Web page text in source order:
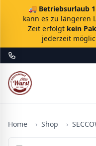
🚚 Betriebsurlaub
kann es zu längeren
Zeit erfolgt kein
jederzeit
Home › Shop ›